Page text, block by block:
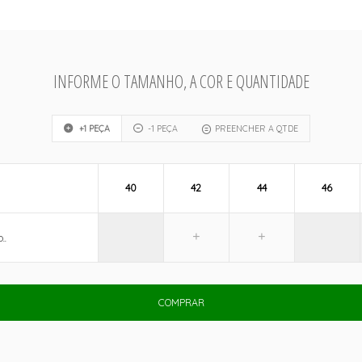
INFORME O TAMANHO, A COR E QUANTIDADE
+1 PEÇA -1 PEÇA PREENCHER A QTDE
40 42 44 46
COMPRAR